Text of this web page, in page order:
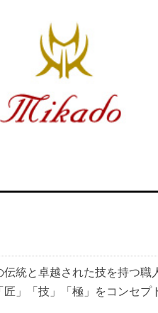
統と卓越された技を持つ職
」「技」「極」をコンセプ